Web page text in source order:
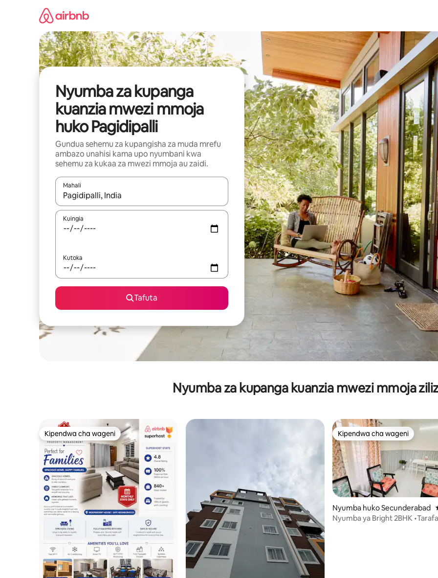
Nyumba za kupanga
kuanzia mwezi mmoja
huko Pagidipalli
Gundua sehemu za kupangisha za muda mrefu
ambazo unahisi kama upo nyumbani kwa
sehemu za kukaa za mwezi mmoja au zaidi.
Mahali
Wakati matokeo yanapatikana, vinjari kwa kutumia vitufe vya vishale vya juu na chini au uchunguze kwa kugusa au
Kuingia
Kutoka
Tafuta
Nyumba za kupanga kuanzia mwezi mmoja
Kipendwa cha wageni
Kipendwa cha wageni Kipendwa cha wageni
Kipendwa cha wageni
Nyumba huko Secunderabad
Nyumba ya Bright 2BHK